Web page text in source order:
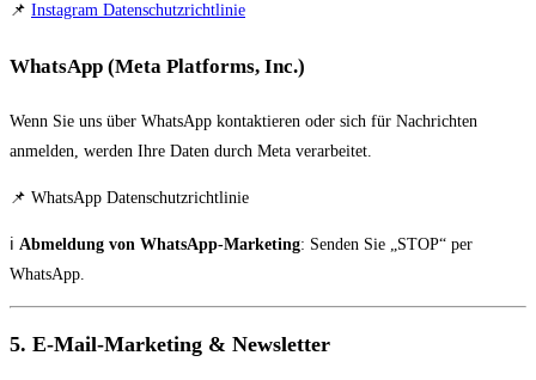
📌 Instagram Datenschutzrichtlinie
WhatsApp (Meta Platforms, Inc.)
Wenn Sie uns über WhatsApp kontaktieren oder sich für Nachrichten
anmelden, werden Ihre Daten durch Meta verarbeitet.
📌 WhatsApp Datenschutzrichtlinie
ℹ️ Abmeldung von WhatsApp-Marketing: Senden Sie „STOP“ per
WhatsApp.
5. E-Mail-Marketing & Newsletter